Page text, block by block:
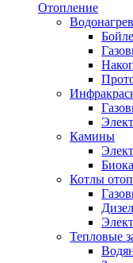
Отопление
Камины
Котлы
Тепловые